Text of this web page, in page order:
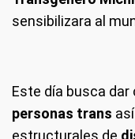
sensibilizara al
Este día busca dar
personas trans